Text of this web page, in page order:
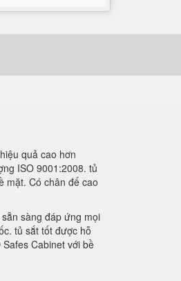
quả cao hơn
ISO 9001:2008. tủ
mặt. Có chân đế cao
sàng đáp ứng mọi
tủ sắt tốt được hỗ
Cabinet với bề